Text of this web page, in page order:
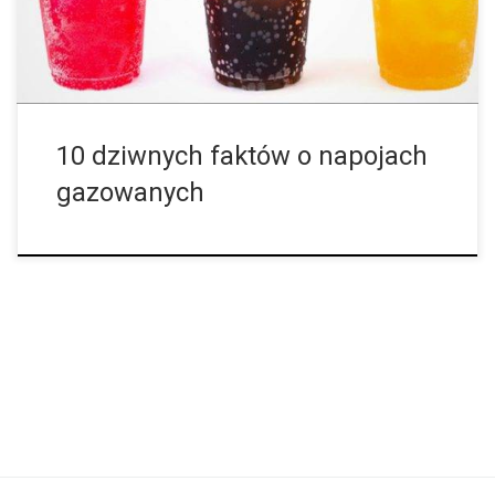
faktu, że znajdował się w nim cytrynian litu, który jest lekiem
stosowanym jako stabilizator nastroju u osób z zaburzeniami […]
10 dziwnych faktów o napojach
gazowanych